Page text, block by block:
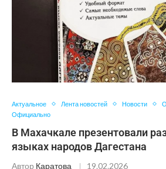
Актуальное Лента новостей Новости
Официально
В Махачкале презентовали
языках народов Дагестана
Автор Каратова 19.02.2026